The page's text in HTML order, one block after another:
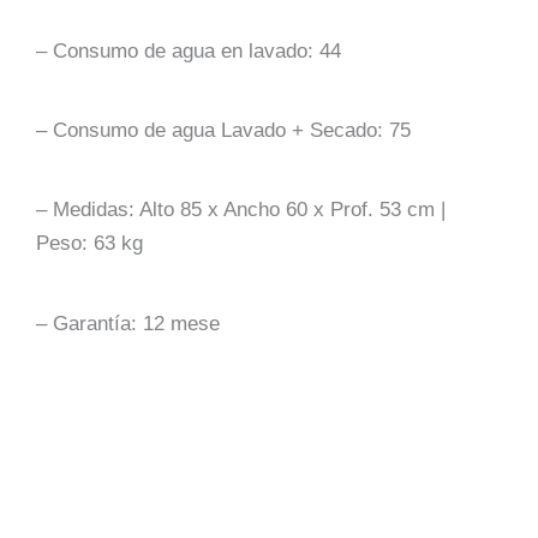
– Consumo de agua en lavado: 44
– Consumo de agua Lavado + Secado: 75
– Medidas: Alto 85 x Ancho 60 x Prof. 53 cm |
Peso: 63 kg
– Garantía: 12 mese